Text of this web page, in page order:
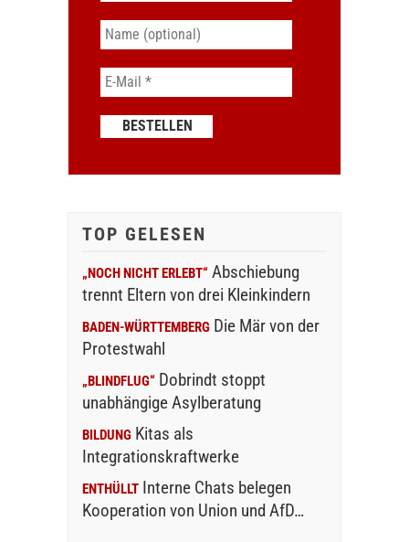
TOP GELESEN
„NOCH NICHT ERLEBT“ Abschiebung
trennt Eltern von drei Kleinkindern
BADEN-WÜRTTEMBERG Die Mär von der
Protestwahl
„BLINDFLUG“ Dobrindt stoppt
unabhängige Asylberatung
BILDUNG Kitas als
Integrationskraftwerke
ENTHÜLLT Interne Chats belegen
Kooperation von Union und AfD…